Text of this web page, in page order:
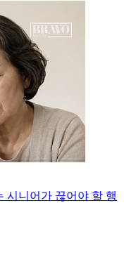
시니어가 끊어야 할 행